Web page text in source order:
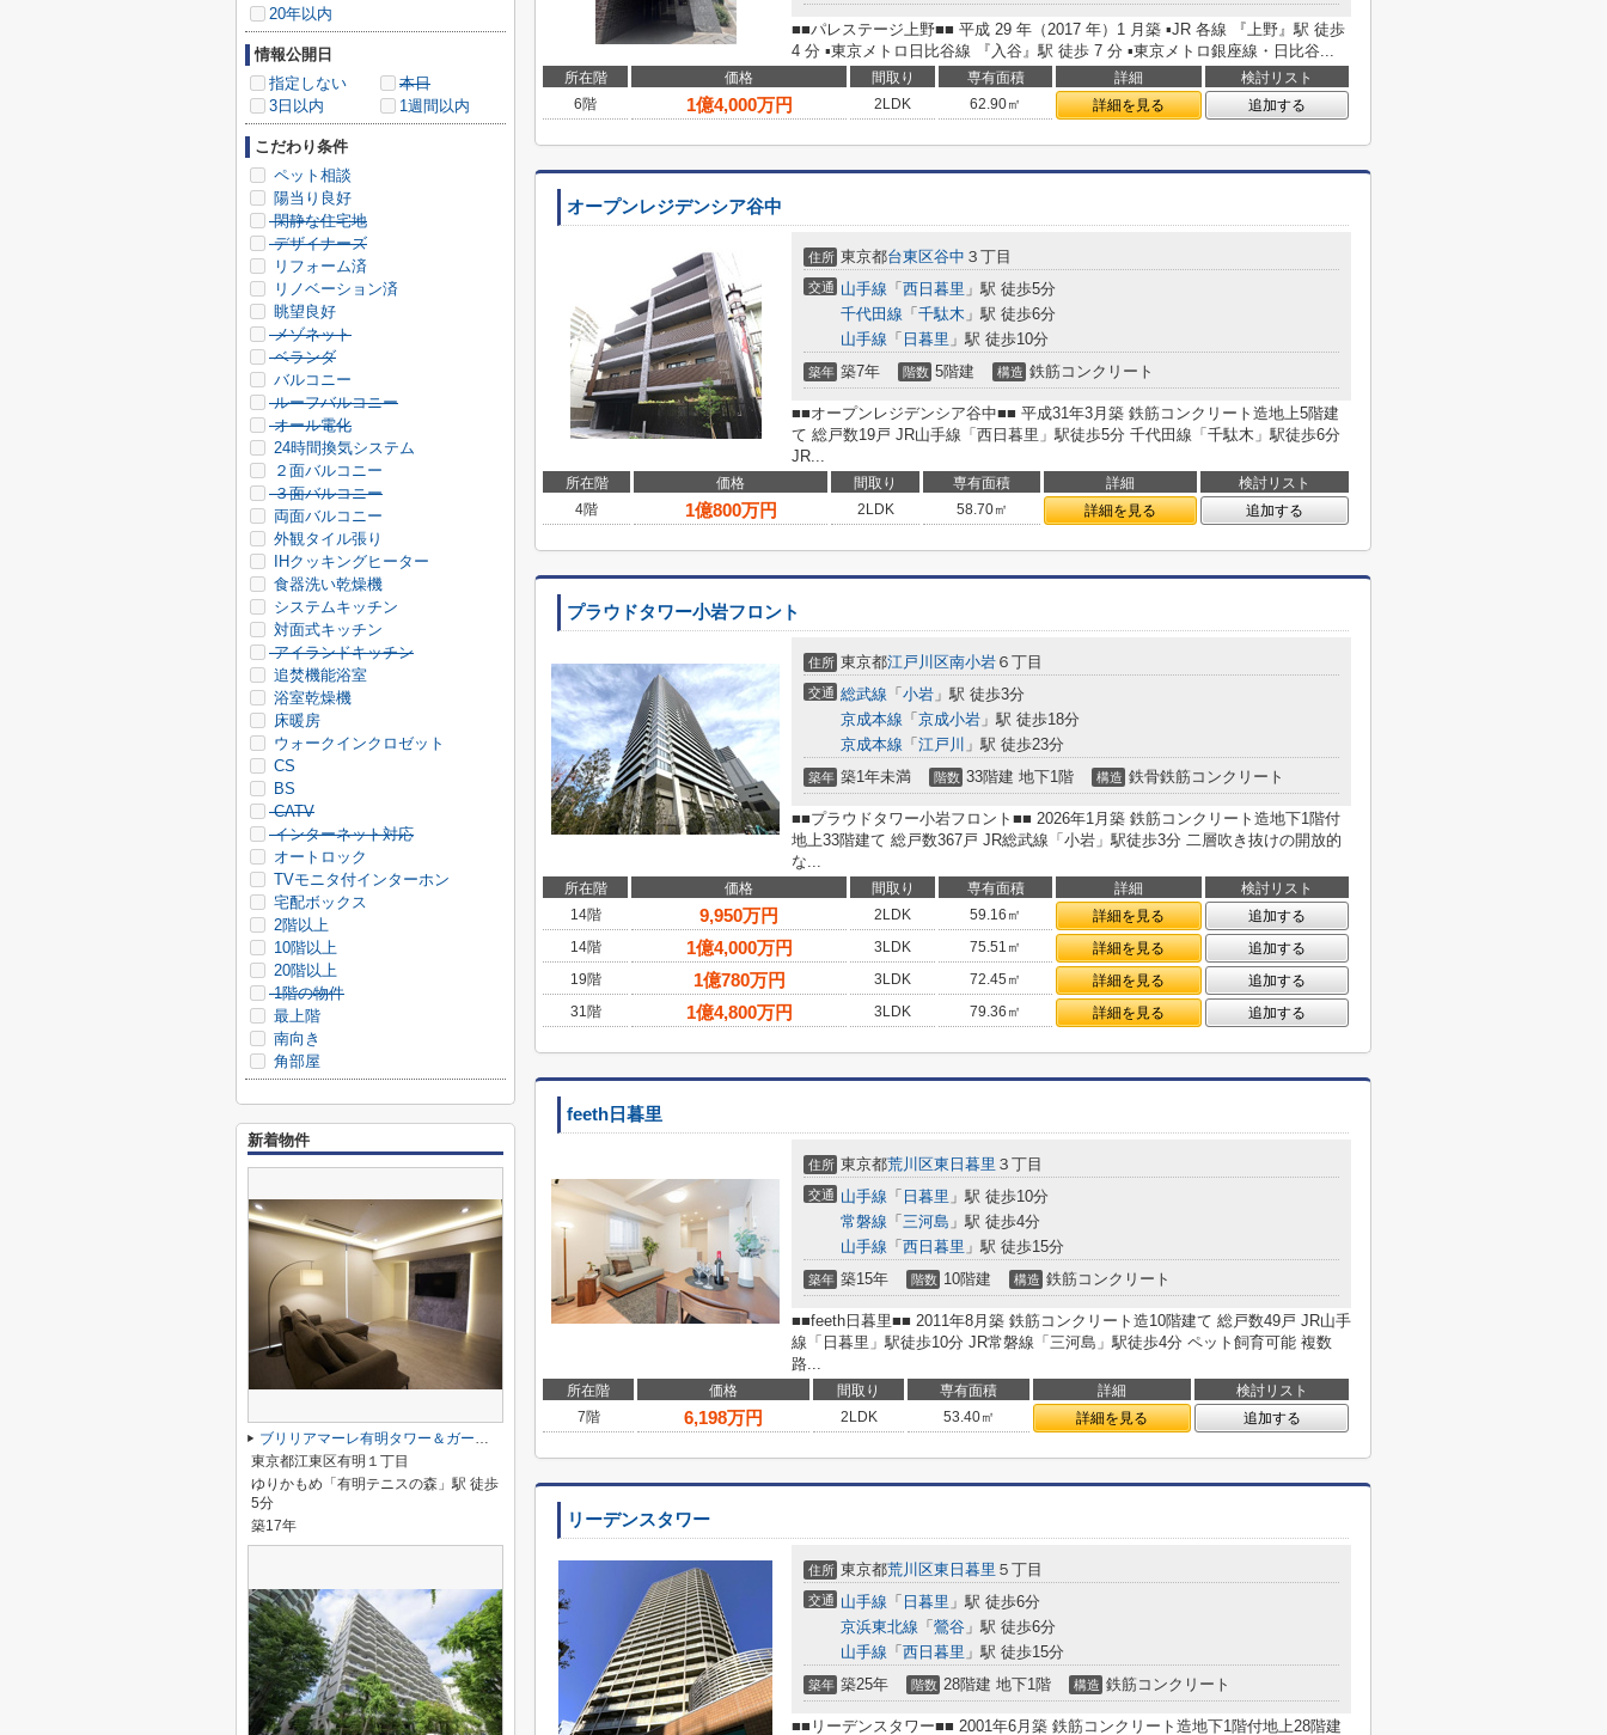
■■パレステージ上野■■ 平成 29 年（2017 年）1 月築 ▪JR 各線 『上野』駅 徒歩
4 分 ▪東京メトロ日比谷線 『入谷』駅 徒歩 7 分 ▪東京メトロ銀座線・日比谷...
所在階 価格 間取り 専有面積 詳細
検討リスト
6階
1億4,000万円 2LDK 62.90㎡ 詳細を見る 追加する
オープンレジデンシア谷中
住所 東京都台東区谷中 ３丁目
交通 山手線 「 西日暮里 」駅 徒歩5分
千代田線 「 千駄木 」駅 徒歩6分
山手線 「 日暮里 」駅 徒歩10分
築年 築7年 階数 5階建 構造 鉄筋コンクリート
■■オープンレジデンシア谷中■■ 平成31年3月築 鉄筋コンクリート造地上5階建
て 総戸数19戸 JR山手線「西日暮里」駅徒歩5分 千代田線「千駄木」駅徒歩6分
JR...
所在階 価格 間取り 専有面積 詳細
検討リスト
4階
1億800万円 2LDK 58.70㎡ 詳細を見る 追加する
プラウドタワー小岩フロント
住所 東京都江戸川区南小岩 ６丁目
交通 総武線 「 小岩 」駅 徒歩3分
京成本線 「 京成小岩 」駅 徒歩18分
京成本線 「 江戸川 」駅 徒歩23分
築年 築1年未満 階数 33階建 地下1階 構造 鉄骨鉄筋コンクリート
■■プラウドタワー小岩フロント■■ 2026年1月築 鉄筋コンクリート造地下1階付
地上33階建て 総戸数367戸 JR総武線「小岩」駅徒歩3分 二層吹き抜けの開放的
な...
所在階 価格 間取り 専有面積 詳細
検討リスト
14階
9,950万円 2LDK 59.16㎡ 詳細を見る
追加する
14階
1億4,000万円 3LDK 75.51㎡ 詳細を見る
追加する
19階
1億780万円 3LDK 72.45㎡ 詳細を見る
追加する
31階
1億4,800万円 3LDK 79.36㎡ 詳細を見る 追加する
feeth日暮里
住所 東京都荒川区東日暮里 ３丁目
交通 山手線 「 日暮里 」駅 徒歩10分
常磐線 「 三河島 」駅 徒歩4分
山手線 「 西日暮里 」駅 徒歩15分
築年 築15年 階数 10階建 構造 鉄筋コンクリート
■■feeth日暮里■■ 2011年8月築 鉄筋コンクリート造10階建て 総戸数49戸 JR山手
線「日暮里」駅徒歩10分 JR常磐線「三河島」駅徒歩4分 ペット飼育可能 複数
路...
所在階 価格 間取り 専有面積 詳細
検討リスト
7階
6,198万円 2LDK 53.40㎡ 詳細を見る 追加する
リーデンスタワー
住所 東京都荒川区東日暮里 ５丁目
交通 山手線 「 日暮里 」駅 徒歩6分
京浜東北線 「 鶯谷 」駅 徒歩6分
山手線 「 西日暮里 」駅 徒歩15分
築年 築25年 階数 28階建 地下1階 構造 鉄筋コンクリート
■■リーデンスタワー■■ 2001年6月築 鉄筋コンクリート造地下1階付地上28階建
20年以内
情報公開日
指定しない
本日
3日以内
1週間以内
こだわり条件
ペット相談
陽当り良好
閑静な住宅地
デザイナーズ
リフォーム済
リノベーション済
眺望良好
メゾネット
ベランダ
バルコニー
ルーフバルコニー
オール電化
24時間換気システム
２面バルコニー
３面バルコニー
両面バルコニー
外観タイル張り
IHクッキングヒーター
食器洗い乾燥機
システムキッチン
対面式キッチン
アイランドキッチン
追焚機能浴室
浴室乾燥機
床暖房
ウォークインクロゼット
CS
BS
CATV
インターネット対応
オートロック
TVモニタ付インターホン
宅配ボックス
2階以上
10階以上
20階以上
1階の物件
最上階
南向き
角部屋
新着物件
ブリリアマーレ有明タワー＆ガーデン
東京都江東区有明１丁目
ゆりかもめ「有明テニスの森」駅 徒歩
5分
築17年